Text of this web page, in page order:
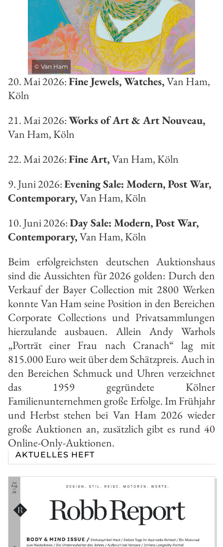
AKTUELLES HEFT
© Van Ham
20. Mai 2026:Fine Jewels, Watches,Van Ham,
Köln
21. Mai 2026:Works of Art & Art Nouveau,
Van Ham, Köln
22. Mai 2026:Fine Art,Van Ham, Köln
9. Juni 2026:Evening Sale: Modern, Post War,
Contemporary,Van Ham, Köln
10. Juni 2026:Day Sale: Modern, Post War,
Contemporary,Van Ham, Köln
Beim erfolgreichsten deutschen Auktionshaus
sind die Aussichten für 2026 golden: Durch den
Verkauf der Bayer Collection mit 2800 Werken
konnte Van Ham seine Position in den Bereichen
Corporate Collections und Privatsammlungen
hierzulande ausbauen. Allein Andy Warhols
„Porträt einer Frau nach Cranach“ lag mit
815.000 Euro weit über dem Schätzpreis. Auch in
den Bereichen Schmuck und Uhren verzeichnet
das 1959 gegründete Kölner
Familienunternehmen große Erfolge. Im Frühjahr
und Herbst stehen bei Van Ham 2026 wieder
große Auktionen an, zusätzlich gibt es rund 40
Online-Only-Auktionen.